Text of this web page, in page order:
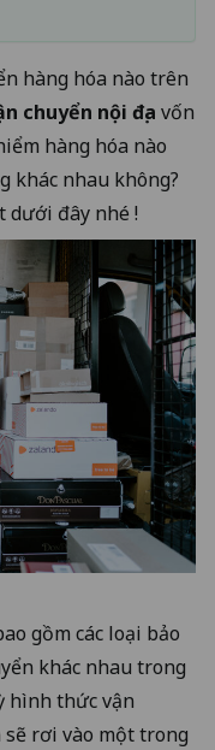
hàng hóa nào trên
chuyển nội địa vốn
hàng hóa nào
khác nhau không?
dưới đây nhé !
gồm các loại bảo
khác nhau trong
hình thức vận
rơi vào một trong